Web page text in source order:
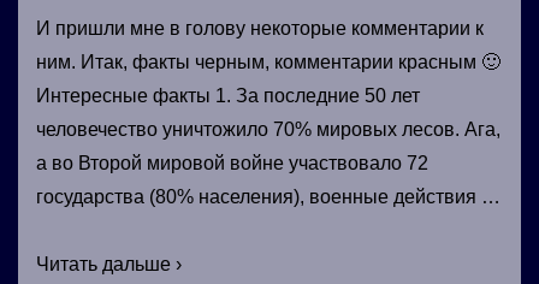
И пришли мне в голову некоторые комментарии к
ним. Итак, факты черным, комментарии красным 🙂
Интересные факты 1. За последние 50 лет
человечество уничтожило 70% мировых лесов. Ага,
а во Второй мировой войне участвовало 72
государства (80% населения), военные действия …
Прочитал
Читать дальше ›